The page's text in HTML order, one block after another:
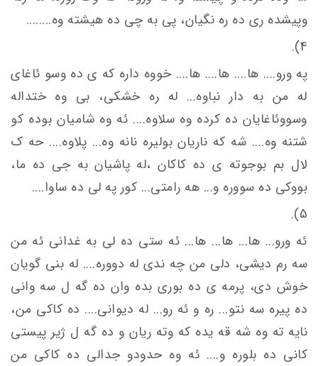
وپیشده ری ده ره نگیان، پی به چی ده هیشته وه........
4).
په ورو.... ها.... ها.... ها.... خووه داره که ی ده وسو ئاغای
له من به دار نباوه... له ره خشکی، بی وه ختداله
وسووئاغایان ده كرده وه سلاوه.... ئه وه شامیان بوده کو
شتنه وه.... شه که ناریان بوليره نانه وه... پلاوه.... حه ک
لال بم بوجوته ی ده کاکان ،له پاشیان به جى ده ما،
بووکی ده سووره و... هه رامتى... کور په لی ده ساوا....
5).
ئه ورو... ها... ها... ها... ئه ستی ده لی به غدانی ئه من
سه رم دیشی، دلی من چه ندی له دووره.... له بنی گویان
خوش دی، پرمه ی ده بوری بده وان ده گه ل سه وانی
ده پیره سه نتو... ره و ئه رو... له دیوانی.... ده کاکی من،
نایه ته وه شه قه يده که وته ریان و ده گه ل ژیر پیستی
کانی ده بلوره و.... ئه وه حدودو جدالی ده کاکی من